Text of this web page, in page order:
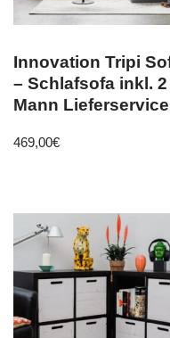
Innovation Tripi
– Schlafsofa inkl. 2
Mann Lieferservice
469,00€